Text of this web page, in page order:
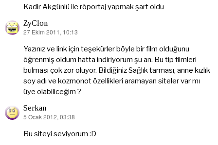
Kadir Akgünlü ile röportaj yapmak şart oldu
ZyClon
dedi
27 Ekim 2011, 10:13
Yazınız ve link için teşekürler böyle bir film olduğunu
öğrenmiş oldum hatta indiriyorum şu an. Bu tip filmleri
bulması çok zor oluyor. Bildiğiniz Sağlık tarması, anne kızlık
soy adı ve kozmonot özellikleri aramayan siteler var mı
üye olabiliceğim ?
Serkan
dedi
5 Ocak 2012, 03:38
Bu siteyi seviyorum :D